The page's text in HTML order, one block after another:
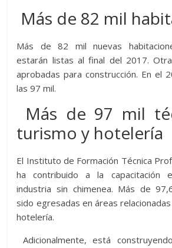
Más de 82 mil
Más de 82 mil nuevas
estarán listas al final del 2017.
aprobadas para construcción. En el
las 97 mil.
Más de 97 mil
turismo y hotelería
El Instituto de Formación Técnica
ha contribuido a la capacitación
industria sin chimenea. Más de
sido egresadas en áreas
hotelería.
Adicionalmente, está